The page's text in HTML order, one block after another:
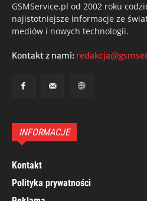
GSMService.pl od 2002 roku
najistotniejsze informacje ze
mediów i nowych technologii.
Kontakt z nami:
INFORMACJE
Kontakt
Polityka prywatności